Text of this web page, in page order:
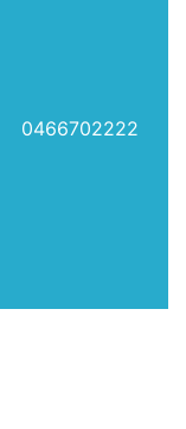
0466702222